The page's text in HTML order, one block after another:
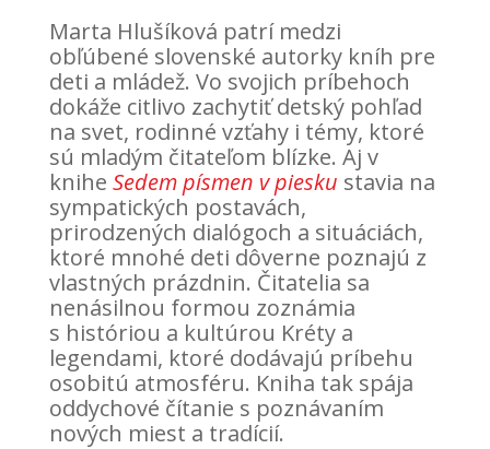
Marta Hlušíková patrí medzi
obľúbené slovenské autorky kníh pre
deti a mládež. Vo svojich príbehoch
dokáže citlivo zachytiť detský pohľad
na svet, rodinné vzťahy i témy, ktoré
sú mladým čitateľom blízke. Aj v
knihe Sedem písmen v piesku stavia na
sympatických postavách,
prirodzených dialógoch a situáciách,
ktoré mnohé deti dôverne poznajú z
vlastných prázdnin. Čitatelia sa
nenásilnou formou zoznámia
s históriou a kultúrou Kréty a
legendami, ktoré dodávajú príbehu
osobitú atmosféru. Kniha tak spája
oddychové čítanie s poznávaním
nových miest a tradícií.